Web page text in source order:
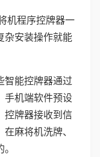
机程序控牌器一
杂安装操作就能
智能控牌器通过
手机端软件预设
控牌器接收到信
麻将机洗牌、